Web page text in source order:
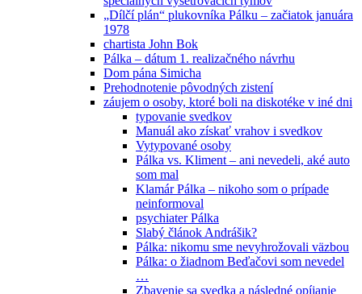
„Dílčí plán“ plukovníka Pálku – začiatok januára
1978
chartista John Bok
Pálka – dátum 1. realizačného návrhu
Dom pána Simicha
Prehodnotenie pôvodných zistení
záujem o osoby, ktoré boli na diskotéke v iné dni
typovanie svedkov
Manuál ako získať vrahov i svedkov
Vytypované osoby
Pálka vs. Kliment – ani nevedeli, aké auto
som mal
Klamár Pálka – nikoho som o prípade
neinformoval
psychiater Pálka
Slabý článok Andrášik?
Pálka: nikomu sme nevyhrožovali väzbou
Pálka: o žiadnom Beďačovi som nevedel
…
Zbavenie sa svedka a následné opíjanie